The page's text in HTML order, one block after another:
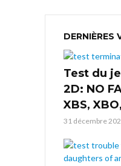
DERNIÈRES
Test du
2D: NO
XBS,
31 décembre